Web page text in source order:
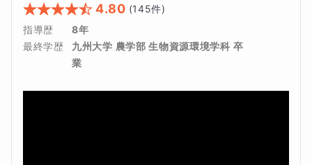
4.80 (145件)
指導歴
8年
最終学歴
九州大学 農学部 生物資源環境学科 卒
業